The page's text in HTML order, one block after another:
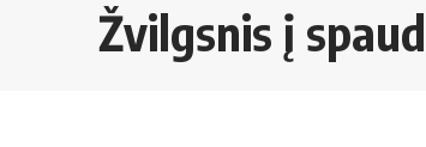
Žvilgsnis į